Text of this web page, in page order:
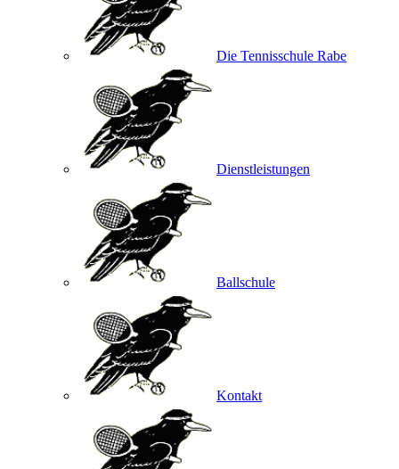
Die Tennisschule Rabe
Dienstleistungen
Ballschule
Kontakt